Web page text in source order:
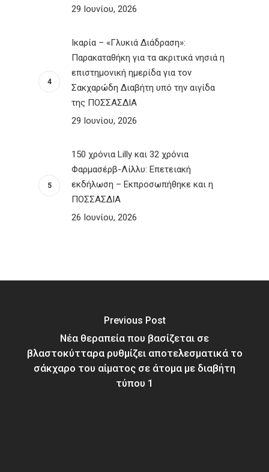
29 Ιουνίου, 2026
Ικαρία – «Γλυκιά Διάδραση»:
Παρακαταθήκη για τα ακριτικά νησιά η
επιστημονική ημερίδα για τον
Σακχαρώδη Διαβήτη υπό την αιγίδα
της ΠΟΣΣΑΣΔΙΑ
29 Ιουνίου, 2026
150 χρόνια Lilly και 32 χρόνια
Φαρμασέρβ-Λίλλυ: Eπετειακή
εκδήλωση – Εκπροσωπήθηκε και η
ΠΟΣΣΑΣΔΙΑ
26 Ιουνίου, 2026
Previous Post
Νέα θεραπεία που βασίζεται σε
βλαστοκύτταρα ρυθμίζει αποτελεσματικά το
σάκχαρο του αίματος σε άτομα με διαβήτη
τύπου 1